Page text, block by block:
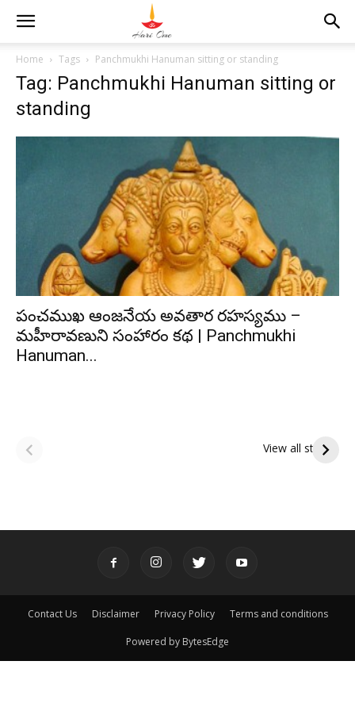
Home Tags Panchmukhi Hanuman sitting or standing
Tag: Panchmukhi Hanuman sitting or
standing
పంచముఖ ఆంజనేయ అవతార రహస్యము –
మహీరావణుని సంహారం కథ | Panchmukhi
Hanuman...
View all stories
పితృదేవతల ఆశీర్వాదం
ఇంద్రకీలాద్రి గిరి ప్రదక్షిణ
Contact Us Disclaimer Privacy Policy Terms and conditions
Powered by BytesEdge